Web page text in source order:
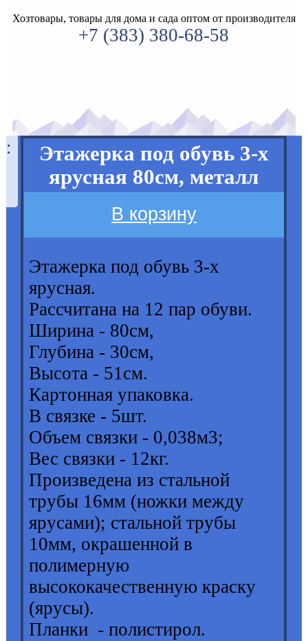
Хозтовары, товары для дома и сада оптом от производителя
+7 (383) 380-68-58
Этажерка под обувь 3-х
ярусная 80см, металл
В корзину
Этажерка под обувь 3-х
ярусная.
Рассчитана на 12 пар обуви.
Ширина - 80см,
Глубина - 30см,
Высота - 51см.
Картонная упаковка.
В связке - 5шт.
Объем связки - 0,038м3;
Вес связки - 12кг.
Произведена из стальной
трубы 16мм (ножки между
ярусами); стальной трубы
10мм, окрашенной в
полимерную
высококачественную краску
(ярусы).
Планки - полистирол.